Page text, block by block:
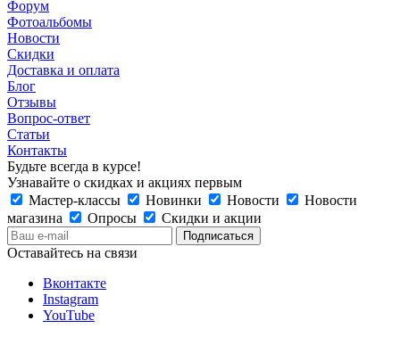
Форум
Фотоальбомы
Новости
Скидки
Доставка и оплата
Блог
Отзывы
Вопрос-ответ
Статьи
Контакты
Будьте всегда в курсе!
Узнавайте о скидках и акциях первым
Мастер-классы
Новинки Новости
Новости
магазина
Опросы Скидки и акции
Оставайтесь на связи
Вконтакте
Instagram
YouTube